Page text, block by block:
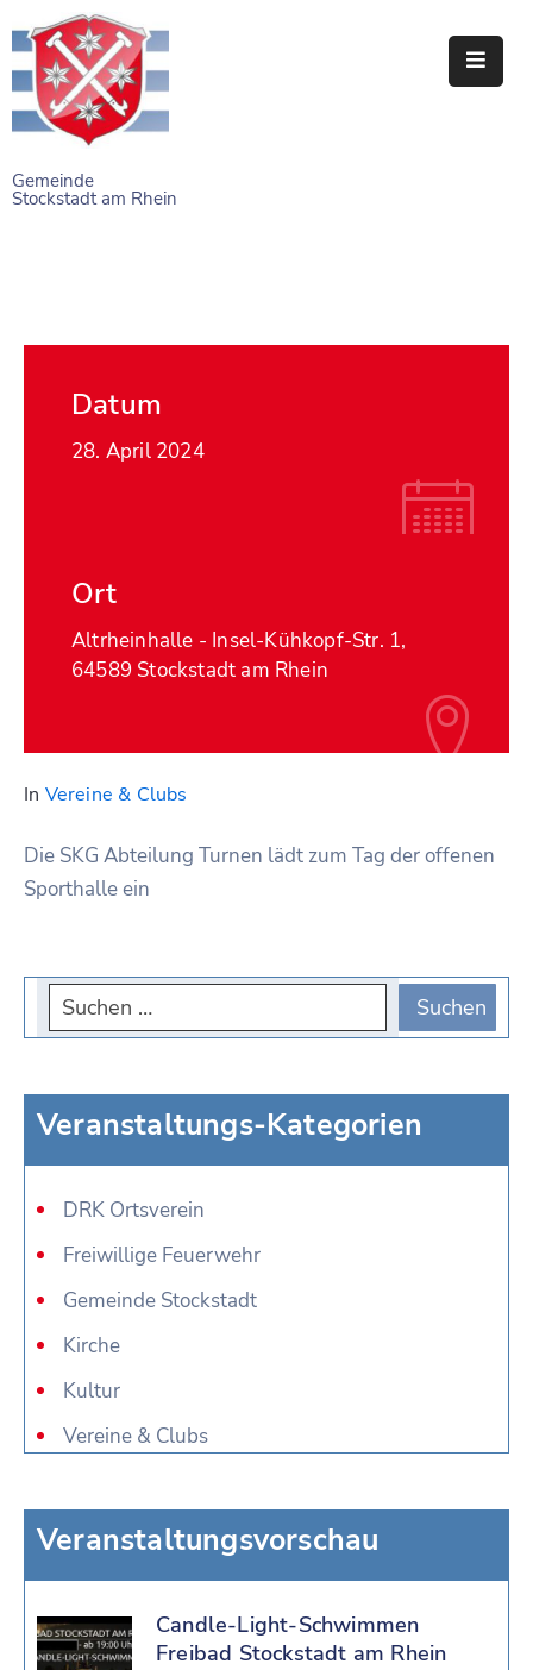
Gemeinde
Stockstadt am Rhein
STARTSEITE
BÜRGERSERVICE
Datum
28. April 2024
Ort
Altrheinhalle - Insel-Kühkopf-Str. 1,
64589 Stockstadt am Rhein
In Vereine & Clubs
Die SKG Abteilung Turnen lädt zum Tag der offenen
Sporthalle ein
Veranstaltungs-Kategorien
DRK Ortsverein
Freiwillige Feuerwehr
Gemeinde Stockstadt
Kirche
Kultur
Vereine & Clubs
Veranstaltungsvorschau
Candle-Light-Schwimmen
Freibad Stockstadt am Rhein